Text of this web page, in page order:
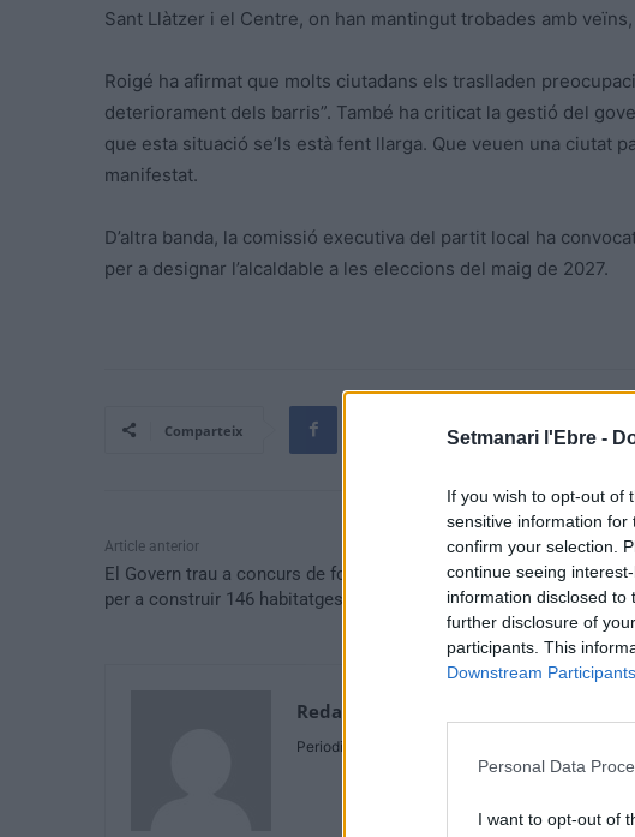
Setmanari l'Ebre -
If you wish to opt-out of
sensitive information
confirm your selection.
continue seeing
information disclosed
further disclosure of
participants. This
Downstream Participants
Personal Data
I want to opt-out of
Sant Llàtzer i el Centre, on han mantingut trobades amb
Roigé ha afirmat que molts ciutadans els traslladen
deteriorament dels barris”. També ha criticat la gestió del
que esta situació se’ls està fent llarga. Que veuen una ciutat
manifestat.
D’altra banda, la comissió executiva del partit local ha
per a designar l’alcaldable a les eleccions del maig de 2027.
Comparteix
Article anterior
El Govern trau a concurs de forma individual 12 solars
per a construir 146 habitatges públics a la regió
Redaccio
Periodistes